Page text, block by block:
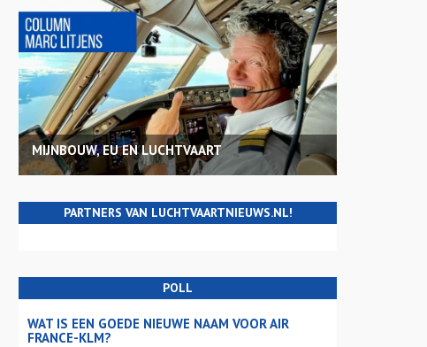
MIJNBOUW, EU EN LUCHTVAART
PARTNERS VAN LUCHTVAARTNIEUWS.NL!
POLL
WAT IS EEN GOEDE NIEUWE NAAM VOOR AIR
FRANCE-KLM?